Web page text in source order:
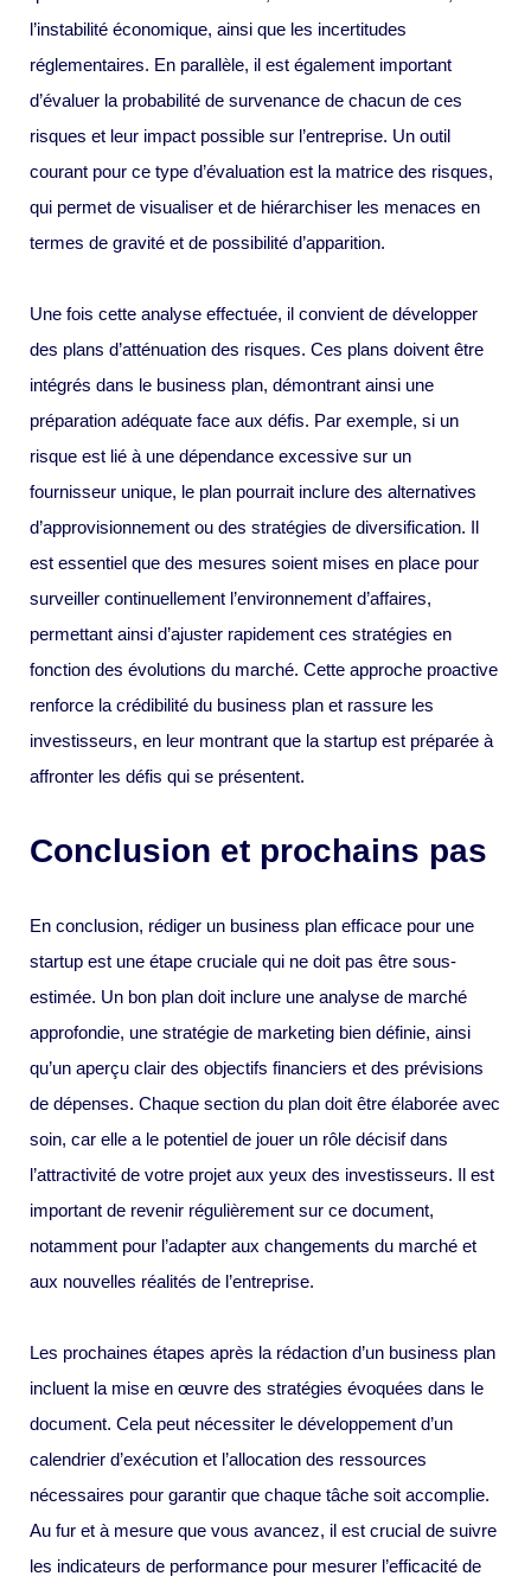
l’instabilité économique, ainsi que les incertitudes
réglementaires. En parallèle, il est également important
d’évaluer la probabilité de survenance de chacun de ces
risques et leur impact possible sur l’entreprise. Un outil
courant pour ce type d’évaluation est la matrice des risques,
qui permet de visualiser et de hiérarchiser les menaces en
termes de gravité et de possibilité d’apparition.
Une fois cette analyse effectuée, il convient de développer
des plans d’atténuation des risques. Ces plans doivent être
intégrés dans le business plan, démontrant ainsi une
préparation adéquate face aux défis. Par exemple, si un
risque est lié à une dépendance excessive sur un
fournisseur unique, le plan pourrait inclure des alternatives
d’approvisionnement ou des stratégies de diversification. Il
est essentiel que des mesures soient mises en place pour
surveiller continuellement l’environnement d’affaires,
permettant ainsi d’ajuster rapidement ces stratégies en
fonction des évolutions du marché. Cette approche proactive
renforce la crédibilité du business plan et rassure les
investisseurs, en leur montrant que la startup est préparée à
affronter les défis qui se présentent.
Conclusion et prochains pas
En conclusion, rédiger un business plan efficace pour une
startup est une étape cruciale qui ne doit pas être sous-
estimée. Un bon plan doit inclure une analyse de marché
approfondie, une stratégie de marketing bien définie, ainsi
qu’un aperçu clair des objectifs financiers et des prévisions
de dépenses. Chaque section du plan doit être élaborée avec
soin, car elle a le potentiel de jouer un rôle décisif dans
l’attractivité de votre projet aux yeux des investisseurs. Il est
important de revenir régulièrement sur ce document,
notamment pour l’adapter aux changements du marché et
aux nouvelles réalités de l’entreprise.
Les prochaines étapes après la rédaction d’un business plan
incluent la mise en œuvre des stratégies évoquées dans le
document. Cela peut nécessiter le développement d’un
calendrier d’exécution et l’allocation des ressources
nécessaires pour garantir que chaque tâche soit accomplie.
Au fur et à mesure que vous avancez, il est crucial de suivre
les indicateurs de performance pour mesurer l’efficacité de